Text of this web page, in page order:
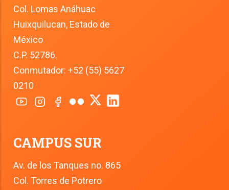
Col. Lomas Anáhuac
Huixquilucan, Estado de
México
C.P. 52786.
Conmutador: +52 (55) 5627
0210
CAMPUS SUR
Av. de los Tanques no. 865
Col. Torres de Potrero